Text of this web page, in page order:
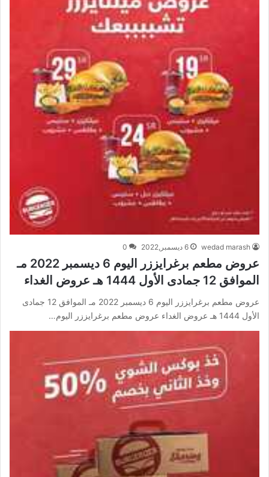
wedad marash 6 ديسمبر,2022 0
عروض مطعم برغرايززر اليوم 6 ديسمبر 2022 مـ
الموافق 12 جمادى الأول 1444 هـ عروض الغداء
عروض مطعم برغرايززر اليوم 6 ديسمبر 2022 مـ الموافق 12 جمادى
الأول 1444 هـ عروض الغداء عروض مطعم برغرايززر اليوم…